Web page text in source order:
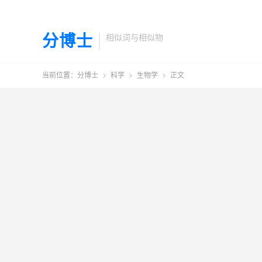
分博士 相似词与相似物
当前位置： 分博士  科学  生物学  正文